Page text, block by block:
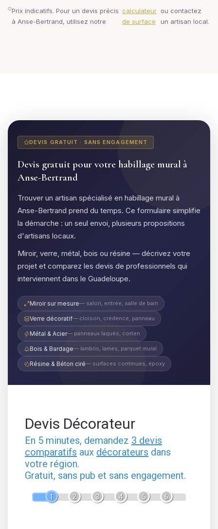
Prix indicatifs. Pour un devis précis
à Anse-Bertrand, utilisez notre
calculateur
de surface
ou contactez
un artisan local.
DEVIS GRATUIT · SANS ENGAGEMENT
Devis gratuit pour votre habillage mural à
Anse-Bertrand
Trouver un artisan spécialisé en habillage mural à
Anse-Bertrand prend du temps. Ce formulaire simplifie
la démarche : un seul envoi, plusieurs propositions
d'artisans locaux.
Miroir, verre, métal, bois ou résine — décrivez votre
projet et comparez les devis de professionnels qui
interviennent dans le Guadeloupe.
Miroir sur mesure— salon, entrée, salle de bain
Verre décoratif— cloison, crédence, panneau
Métal & Acier— panneaux laqués, corten
Bois & Bardage— lambris, lames, parquet mural
Résine & Béton ciré— surfaces continues, époxy
Devis Décorateur
En 5 minutes, demandez 3 devis
comparatifs aux décorateurs dans
votre région.
Gratuit, sans pub et sans engagement.
1 2 3 4 5 6